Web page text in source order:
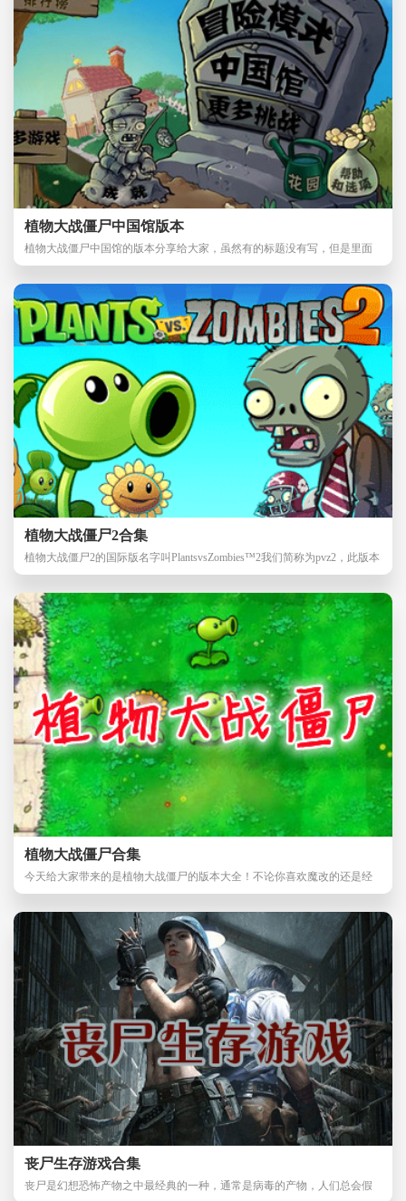
植物大战僵尸中国馆版本
植物大战僵尸中国馆的版本分享给大家，虽然有的标题没有写，但是里面
植物大战僵尸2合集
植物大战僵尸2的国际版名字叫PlantsvsZombies™2我们简称为pvz2，此版本
植物大战僵尸合集
今天给大家带来的是植物大战僵尸的版本大全！不论你喜欢魔改的还是经
丧尸生存游戏合集
丧尸是幻想恐怖产物之中最经典的一种，通常是病毒的产物，人们总会假